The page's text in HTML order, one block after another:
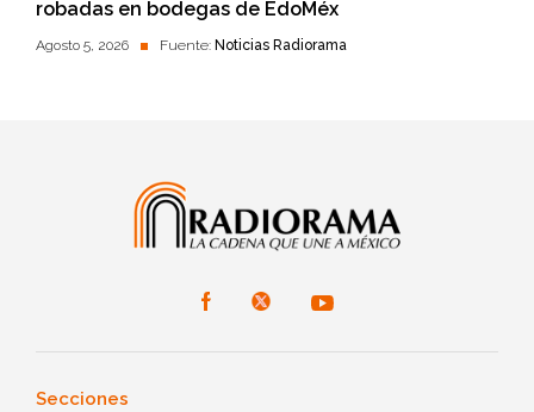
robadas en bodegas de EdoMéx
Agosto 5, 2026 Fuente: Noticias Radiorama
Secciones